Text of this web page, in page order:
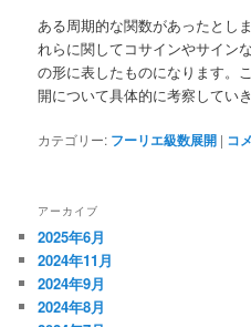
ある周期的な関数があったとし
れらに関してコサインやサイン
の形に表したものになります。
開について具体的に考察していき
カテゴリー: フーリエ級数展開 | コ
アーカイブ
2025年6月
2024年11月
2024年9月
2024年8月